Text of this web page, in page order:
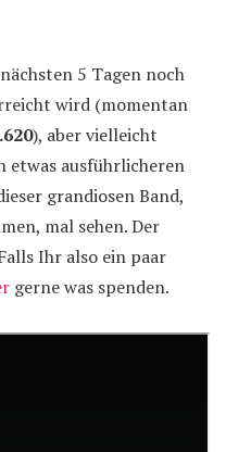
5 Tagen noch
wird (momentan
), aber vielleicht
etwas ausführlicheren
grandiosen Band,
mal sehen. Der
Ihr also ein paar
gerne was spenden.